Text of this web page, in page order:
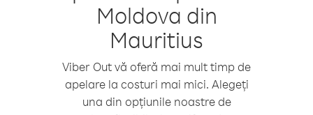
Moldova din
Mauritius
Viber Out vă oferă mai mult timp de
apelare la costuri mai mici. Alegeți
una din opțiunile noastre de